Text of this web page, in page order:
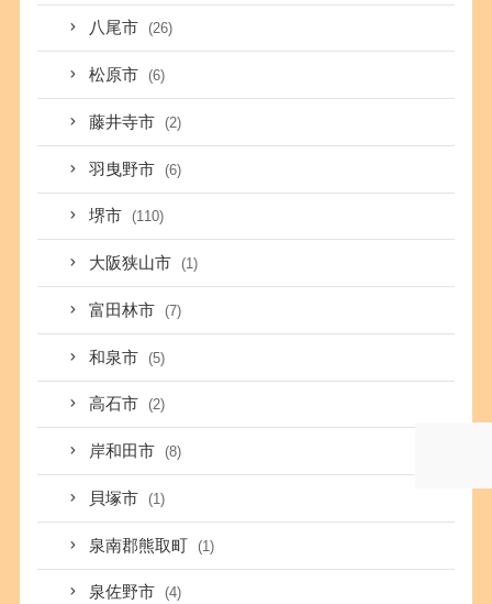
八尾市 (26)
松原市 (6)
藤井寺市 (2)
羽曳野市 (6)
堺市 (110)
大阪狭山市 (1)
富田林市 (7)
和泉市 (5)
高石市 (2)
岸和田市 (8)
貝塚市 (1)
泉南郡熊取町 (1)
泉佐野市 (4)